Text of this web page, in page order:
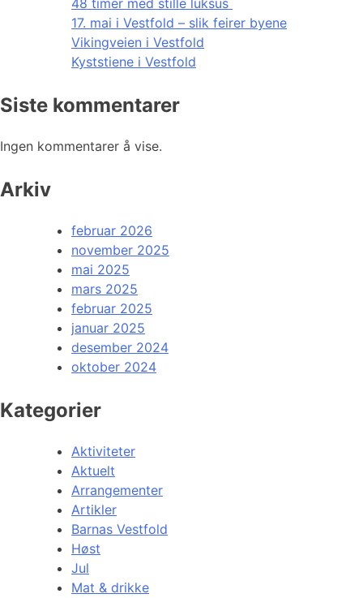
48 timer med stille luksus
17. mai i Vestfold – slik feirer byene
Vikingveien i Vestfold
Kyststiene i Vestfold
Siste kommentarer
Ingen kommentarer å vise.
Arkiv
februar 2026
november 2025
mai 2025
mars 2025
februar 2025
januar 2025
desember 2024
oktober 2024
Kategorier
Aktiviteter
Aktuelt
Arrangementer
Artikler
Barnas Vestfold
Høst
Jul
Mat & drikke